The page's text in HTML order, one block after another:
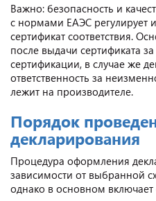
Важно: безопасность и
с нормами ЕАЭС регулирует
сертификат соответствия.
после выдачи сертификата
сертификации, в случае же
ответственность за
лежит на производителе.
Порядок
декларирования
Процедура оформления
зависимости от выбранной
однако в основном